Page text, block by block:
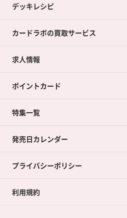
デッキレシピ
カードラボの買取サービス
カードラボの買取サービスTOP
店舗買取について
ネット買取について
買取承諾書について
求人情報
ポイントカード
ポイントカードTOP
ポイント交換景品
特集一覧
発売日カレンダー
プライバシーポリシー
利用規約